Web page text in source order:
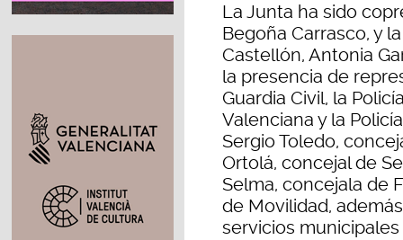
La Junta ha sido
Begoña Carrasco, y
Castellón, Antonia
la presencia de
Guardia Civil, la
Valenciana y la
Sergio Toledo,
Ortolá, concejal de
Selma, concejala de
de Movilidad,
servicios